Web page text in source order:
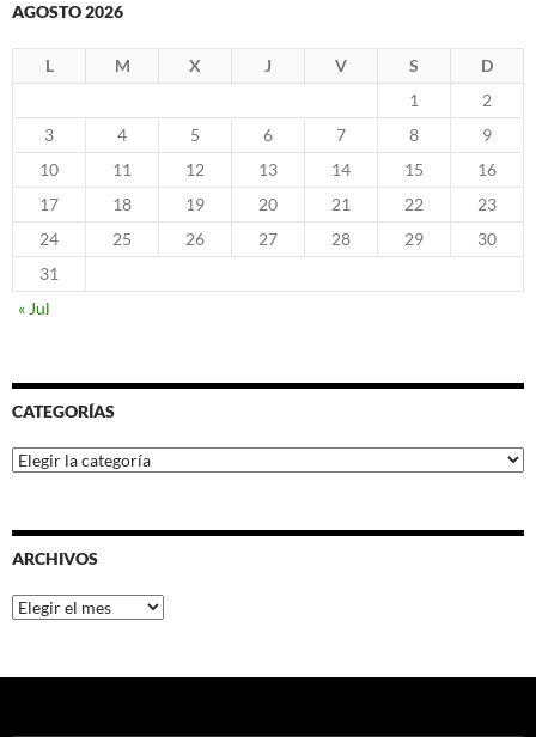
AGOSTO 2026
L M X J V S
D
1
2
3
4 5 6 7 8
9
10
11 12 13 14 15
16
17
18 19 20 21 22
23
24
25 26 27 28 29
30
31
« Jul
CATEGORÍAS
Categorías
ARCHIVOS
Archivos